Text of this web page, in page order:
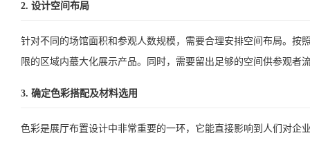
2. 设计空间布局
针对不同的场馆面积和参观人数规模，需要合理安排空间布局。
限的区域内蕞大化展示产品。同时，需要留出足够的空间供参观者
3. 确定色彩搭配及材料选用
色彩是展厅布置设计中非常重要的一环，它能直接影响到人们对